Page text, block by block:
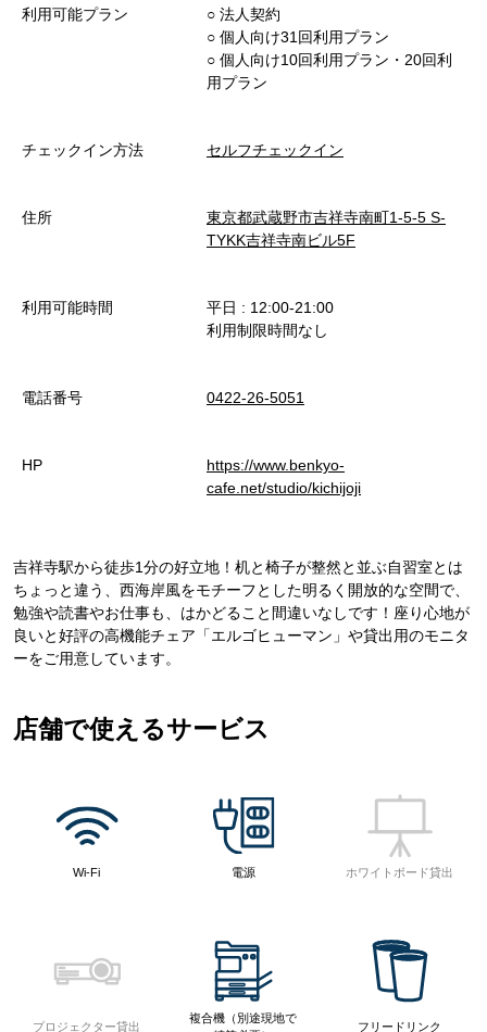
利用可能プラン
○︎ 法人契約
○︎ 個人向け31回利用プラン
○︎ 個人向け10回利用プラン・20回利
用プラン
チェックイン方法 セルフチェックイン
住所
東京都武蔵野市吉祥寺南町1-5-5 S-
TYKK吉祥寺南ビル5F
利用可能時間
平日 : 12:00-21:00
利用制限時間なし
電話番号 0422-26-5051
HP
https://www.benkyo-
cafe.net/studio/kichijoji
吉祥寺駅から徒歩1分の好立地！机と椅子が整然と並ぶ自習室とは
ちょっと違う、西海岸風をモチーフとした明るく開放的な空間で、
勉強や読書やお仕事も、はかどること間違いなしです！座り心地が
良いと好評の高機能チェア「エルゴヒューマン」や貸出用のモニタ
ーをご用意しています。
店舗で使えるサービス
Wi-Fi 電源 ホワイトボード貸出
プロジェクター貸出
複合機（別途現地で
フリードリンク